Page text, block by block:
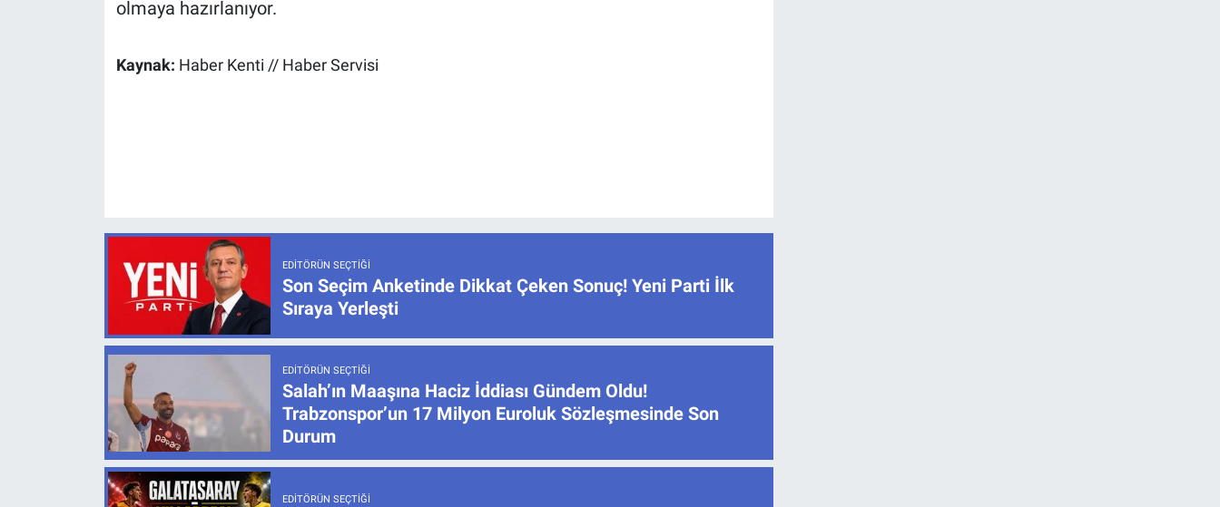
olmaya hazırlanıyor.
Kaynak: Haber Kenti // Haber Servisi
EDITÖRÜN SEÇTIĞI
Son Seçim Anketinde Dikkat Çeken Sonuç! Yeni Parti İlk
Sıraya Yerleşti
EDITÖRÜN SEÇTIĞI
Salah’ın Maaşına Haciz İddiası Gündem Oldu!
Trabzonspor’un 17 Milyon Euroluk Sözleşmesinde Son
Durum
EDITÖRÜN SEÇTIĞI